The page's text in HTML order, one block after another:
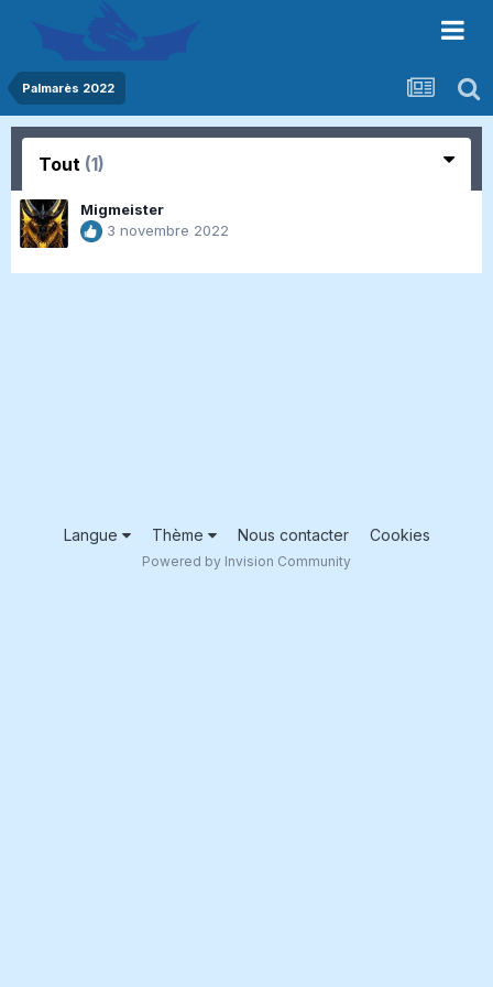
Palmarès 2022
Tout (1)
Migmeister
3 novembre 2022
Langue Thème Nous contacter Cookies
Powered by Invision Community